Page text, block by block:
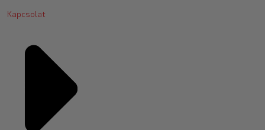
Kapcsolat